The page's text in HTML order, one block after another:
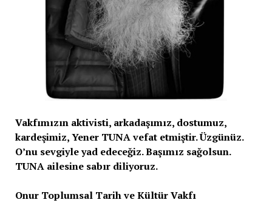
Vakfımızın aktivisti, arkadaşımız, dostumuz,
kardeşimiz, Yener TUNA vefat etmiştir. Üzgünüz.
O’nu sevgiyle yad edeceğiz. Başımız sağolsun.
TUNA ailesine sabır diliyoruz.
Onur Toplumsal Tarih ve Kültür Vakfı